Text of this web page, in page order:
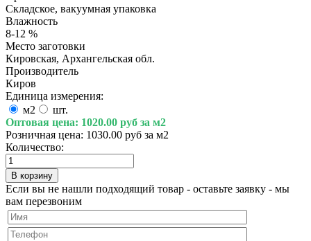
Складское, вакуумная упаковка
Влажность
8-12 %
Место заготовки
Кировская, Архангельская обл.
Производитель
Киров
Единица измерения:
м2
шт.
Оптовая цена: 1020.00 руб за м2
Розничная цена: 1030.00 руб за м2
Количество:
Если вы не нашли подходящий товар - оставьте заявку - мы
вам перезвоним